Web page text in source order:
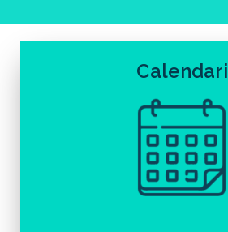
Calendari